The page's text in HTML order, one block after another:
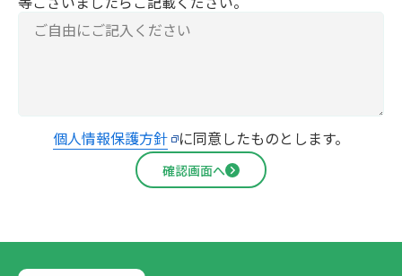
個人情報保護方針 に同意したものとします。
確認画面へ